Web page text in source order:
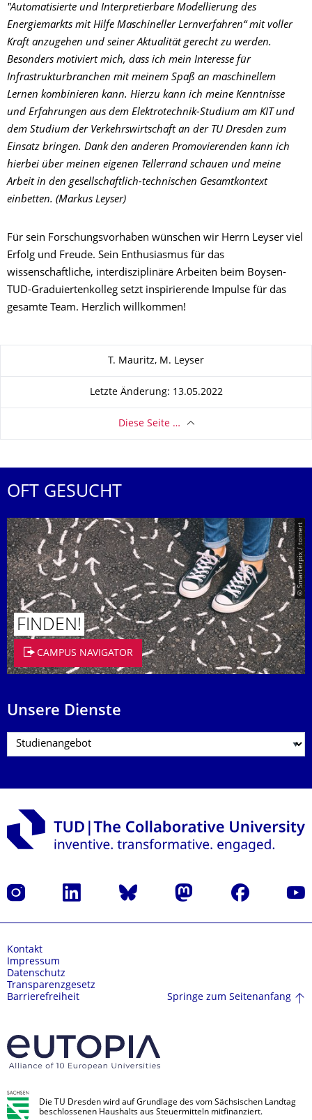
"Automatisierte und Interpretierbare Modellierung des
Energiemarkts mit Hilfe Maschineller Lernverfahren“ mit voller
Kraft anzugehen und seiner Aktualität gerecht zu werden.
Besonders motiviert mich, dass ich mein Interesse für
Infrastrukturbranchen mit meinem Spaß an maschinellem
Lernen kombinieren kann. Hierzu kann ich meine Kenntnisse
und Erfahrungen aus dem Elektrotechnik-Studium am KIT und
dem Studium der Verkehrswirtschaft an der TU Dresden zum
Einsatz bringen. Dank den anderen Promovierenden kann ich
hierbei über meinen eigenen Tellerrand schauen und meine
Arbeit in den gesellschaftlich-technischen Gesamtkontext
einbetten. (Markus Leyser)
Für sein Forschungsvorhaben wünschen wir Herrn Leyser viel
Erfolg und Freude. Sein Enthusiasmus für das
wissenschaftliche, interdisziplinäre Arbeiten beim Boysen-
TUD-Graduiertenkolleg setzt inspirierende Impulse für das
gesamte Team. Herzlich willkommen!
Zu dieser Seite T. Mauritz, M. Leyser
Letzte Änderung: 13.05.2022
Diese Seite …
OFT GESUCHT
© Smarterpix / tomert
FINDEN!
CAMPUS NAVIGATOR
Unsere Dienste
Instagram LinkedIn Bluesky Mastodon Facebook
Kontakt
Impressum
Datenschutz
Transparenzgesetz
Barrierefreiheit
Springe zum Seitenanfang
Die TU Dresden wird auf Grundlage des vom Sächsischen Landtag
beschlossenen Haushalts aus Steuermitteln mitfinanziert.